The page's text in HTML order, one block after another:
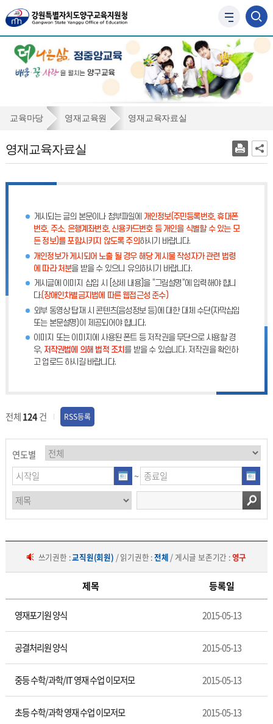
사
트
맵
바
로
가
영
교
교육마당 영재교육원 영재교육자료실
영재교육자료실
게시되는 글의 본문이나 첨부파일에 개인정보(주민등록번호, 휴대폰
번호, 주소, 은행계좌번호, 신용카드번호 등 개인을 식별할 수 있는 모
든 정보)를 포함시키지 않도록 주의하시기 바랍니다.
개인정보가 게시되어 노출 될 경우 해당 게시물 작성자가 관련 법령
에 따라 처분을 받을 수 있으니 유의하시기 바랍니다.
게시글에 이미지 삽입 시 [상세 내용]을 “그림설명”에 입력해야 합니
다.(장애인차별금지법에 따른 웹접근성 준수)
외부 동영상 탑재 시 콘텐츠(음성정보 등)에 대한 대체 수단(자막삽입
또는 본문설명)이 제공되어야 합니다.
이미지 또는 이미지에 사용된 폰트 등 저작권을 무단으로 사용할 경
우, 저작권법에 의해 법적 조치 를 받을 수 있습니다. 저작권을 확인하
고 업로드 하시길 바랍니다.
전체124건 RSS등록
연도별
~
쓰기권한 :교직원(회원) / 읽기권한 :전체 / 게시글 보존기간 :영구
교
제목 등록일
영재포기원 양식 2015-05-13
공결처리원 양식 2015-05-13
중등 수학/과학/IT 영재 수업 이모저모 2015-05-13
초등 수학/과학 영재 수업 이모저모 2015-05-13